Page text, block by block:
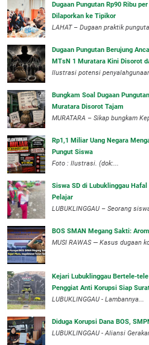
Dugaan Pungutan Rp90 Ribu
Dilaporkan ke Tipikor
LAHAT – Dugaan praktik
Dugaan Pungutan Berujung
MTsN 1 Muratara Kini Disorot
Ilustrasi potensi
Bungkam Soal Dugaan
Muratara Disorot Tajam
‎MURATARA – Sikap bungkam
‎Rp1,1 Miliar Uang Negara
Pungut Siswa
Foto : Ilustrasi. (dok:...
Siswa SD di Lubuklinggau
Pelajar
LUBUKLINGGAU – Seorang
BOS SMAN Megang Sakti:
MUSI RAWAS — Kasus dugaan
Kejari Lubuklinggau Bertele-
Penggiat Anti Korupsi Siap
LUBUKLINGGAU - Lambannya...
Diduga Korupsi Dana BOS,
LUBUKLINGGAU - Aliansi